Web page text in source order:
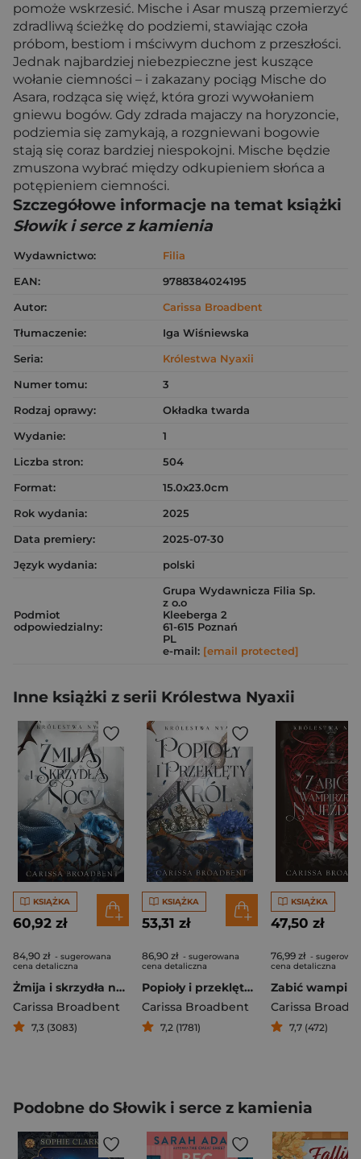
pomoże wskrzesić. Mische i Asar muszą przemierzyć
zdradliwą ścieżkę do podziemi, stawiając czoła
próbom, bestiom i mściwym duchom z przeszłości.
Jednak najbardziej niebezpieczne jest kuszące
wołanie ciemności – i zakazany pociąg Mische do
Asara, rodząca się więź, która grozi wywołaniem
gniewu bogów. Gdy zdrada majaczy na horyzoncie,
podziemia się zamykają, a rozgniewani bogowie
stają się coraz bardziej niespokojni. Mische będzie
zmuszona wybrać między odkupieniem słońca a
potępieniem ciemności.
Szczegółowe informacje na temat książki
Słowik i serce z kamienia
Wydawnictwo:
Filia
EAN:
9788384024195
Autor:
Carissa Broadbent
Tłumaczenie:
Iga Wiśniewska
Seria:
Królestwa Nyaxii
Numer tomu:
3
Rodzaj oprawy:
Okładka twarda
Wydanie:
1
Liczba stron:
504
Format:
15.0x23.0cm
Rok wydania:
2025
Data premiery:
2025-07-30
Język wydania:
polski
Podmiot
odpowiedzialny:
Grupa Wydawnicza Filia Sp.
z o.o
Kleeberga 2
61-615 Poznań
PL
e-mail: [email protected]
Inne książki z serii Królestwa Nyaxii
KSIĄŻKA
60,92 zł
84,90 zł - sugerowana
cena detaliczna
Żmija i skrzydła nocy
Carissa Broadbent
7,3 (3083)
KSIĄŻKA
53,31 zł
86,90 zł - sugerowana
cena detaliczna
Popioły i przeklęty król
Carissa Broadbent
7,2 (1781)
KSIĄŻKA
47,50 zł
76,99 zł -
cena detaliczna
Carissa
7,7 (472)
Podobne do Słowik i serce z kamienia